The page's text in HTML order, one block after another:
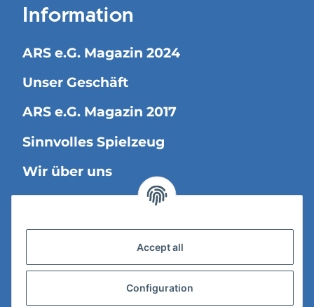
Information
ARS e.G. Magazin 2024
Unser Geschäft
ARS e.G. Magazin 2017
Sinnvolles Spielzeug
Wir über uns
Versandinformationen
Accept all
Configuration